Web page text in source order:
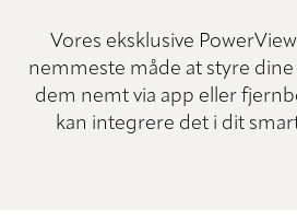
Vores eksklusive
nemmeste måde at styre
dem nemt via app eller
kan integrere det i dit